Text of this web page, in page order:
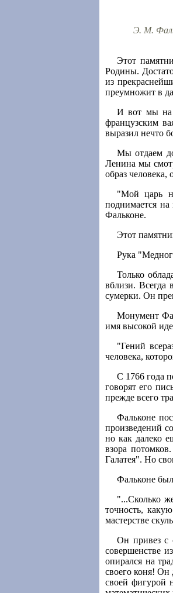
Э. М.
Этот
Родины.
из
преумножит в
И вот мы на
французским
выразил нечто
Мы отдаем
Ленина мы
образ человека,
"Мой царь
поднимается
Фальконе.
Этот
Рука
Только
вблизи. Всегда
сумерки. Он
Монумент
имя высокой
"Гений
человека,
С 1766 года
говорят его
прежде всего
Фальконе
произведений
но как далеко
взора
Галатея". Но
Фальконе
"...Сколько
точность,
мастерстве
Он привез с
совершенстве
опирался на
своего коня! Он
своей фигурой